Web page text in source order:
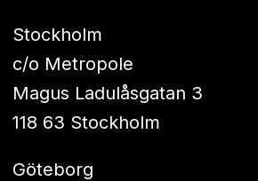
Stockholm
c/o Metropole
Magus Ladulåsgatan 3
118 63 Stockholm
Göteborg